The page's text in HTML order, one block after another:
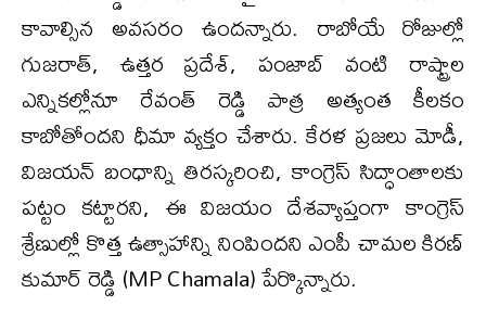
కావాల్సిన అవసరం ఉందన్నారు. రాబోయే రోజుల్లో
గుజరాత్, ఉత్తర ప్రదేశ్, పంజాబ్ వంటి రాష్ట్రాల
ఎన్నికల్లోనూ రేవంత్ రెడ్డి పాత్ర అత్యంత కీలకం
కాబోతోందని ధీమా వ్యక్తం చేశారు. కేరళ ప్రజలు మోడీ,
విజయన్ బంధాన్ని తిరస్కరించి, కాంగ్రెస్ సిద్ధాంతాలకు
పట్టం కట్టారని, ఈ విజయం దేశవ్యాప్తంగా కాంగ్రెస్
శ్రేణుల్లో కొత్త ఉత్సాహాన్ని నింపిందని ఎంపీ చామల కిరణ్
కుమార్ రెడ్డి (MP Chamala) పేర్కొన్నారు.